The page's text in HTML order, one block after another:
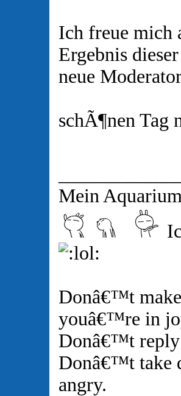
Ich freue mich
Ergebnis
neue
schÃ¶nen Tag
Mein
Donâ€™t
youâ€™re in
Donâ€™t reply
Donâ€™t take
angry.